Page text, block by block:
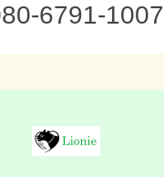
6791-1007